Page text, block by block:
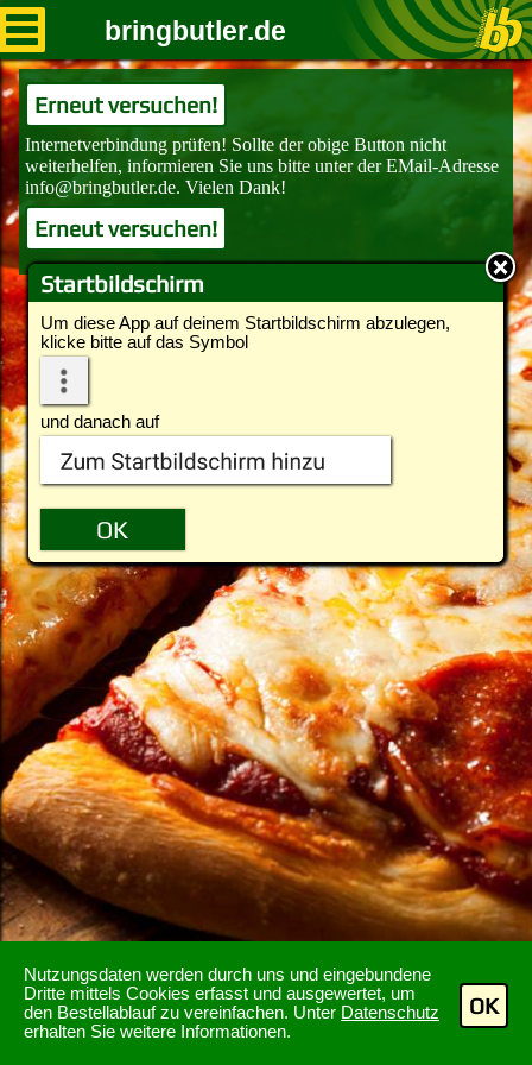
Nutzungsdaten werden durch uns und eingebundene
Dritte mittels Cookies erfasst und ausgewertet, um
den Bestellablauf zu vereinfachen. Unter Datenschutz
erhalten Sie weitere Informationen.
OK
Startbildschirm
Um diese App auf deinem Startbildschirm abzulegen,
klicke bitte auf das Symbol
und danach auf
bringbutler.de
Erneut versuchen!
Erneut versuchen!